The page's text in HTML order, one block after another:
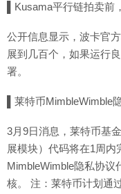
▌Kusama平行链拍卖
公开信息显示，波卡官
展到几百个，如果运行
署。
▌莱特币MimbleWimble
3月9日消息，莱特币基
展模块）代码将在1周内
MimbleWimble隐私协议
核。 注：莱特币计划通